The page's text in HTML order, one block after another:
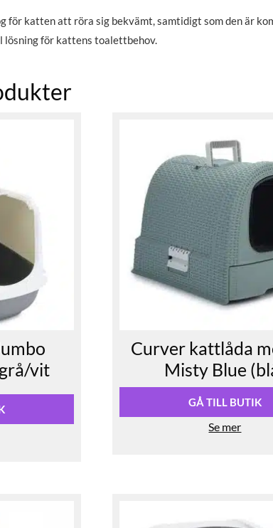
för katten att röra sig bekvämt, samtidigt som den är
lösning för kattens toalettbehov.
vit
Curver kattlåda
Misty Blue
GÅ TILL BUTIK
Se mer